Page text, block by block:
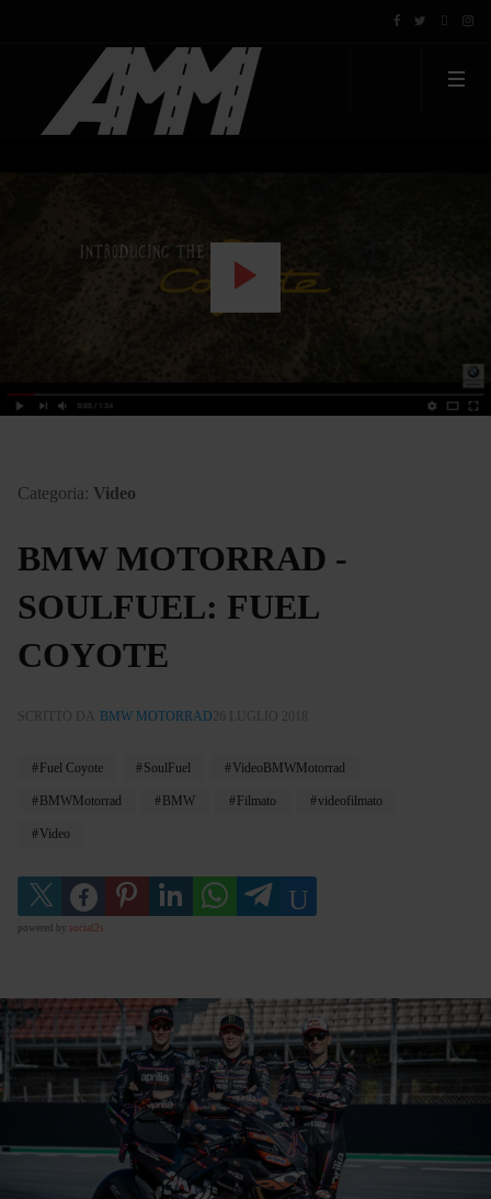
WATCH
Categoria: Video
BMW MOTORRAD -
SOULFUEL: FUEL
COYOTE
SCRITTO DA BMW MOTORRAD26 LUGLIO 2018
Fuel Coyote SoulFuel VideoBMWMotorrad
BMWMotorrad BMW Filmato videofilmato
Video
powered by social2s